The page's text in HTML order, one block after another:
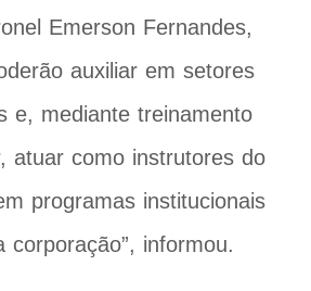
Emerson Fernandes,
auxiliar em setores
e, mediante treinamento
atuar como instrutores do
programas institucionais
corporação”, informou.